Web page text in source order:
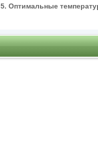
5. Оптимальные